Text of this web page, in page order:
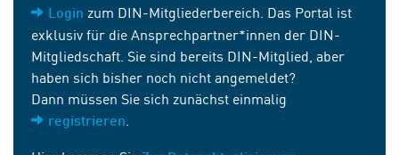
Login zum DIN-Mitgliederbereich. Das Portal ist
exklusiv für die Ansprechpartner*innen der DIN-
Mitgliedschaft. Sie sind bereits DIN-Mitglied, aber
haben sich bisher noch nicht angemeldet?
Dann müssen Sie sich zunächst einmalig
registrieren